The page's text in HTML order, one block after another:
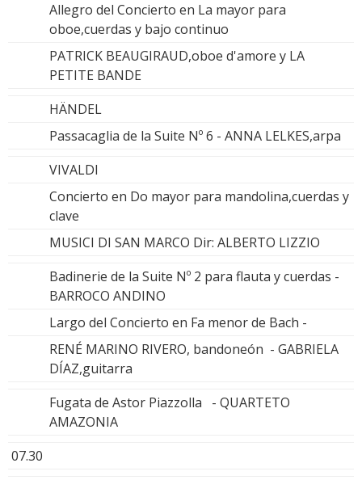
Allegro del Concierto en La mayor para
oboe,cuerdas y bajo continuo
PATRICK BEAUGIRAUD,oboe d'amore y LA
PETITE BANDE
HÄNDEL
Passacaglia de la Suite Nº 6 - ANNA LELKES,arpa
VIVALDI
Concierto en Do mayor para mandolina,cuerdas y
clave
MUSICI DI SAN MARCO Dir: ALBERTO LIZZIO
Badinerie de la Suite Nº 2 para flauta y cuerdas -
BARROCO ANDINO
Largo del Concierto en Fa menor de Bach -
RENÉ MARINO RIVERO, bandoneón - GABRIELA
DÍAZ,guitarra
Fugata de Astor Piazzolla - QUARTETO
AMAZONIA
07.30